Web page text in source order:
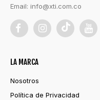
Email: info@xti.com.co
LA MARCA
Nosotros
Política de Privacidad